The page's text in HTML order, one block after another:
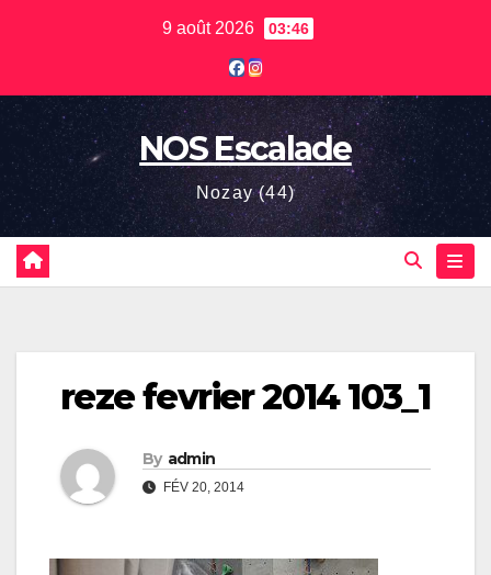
9 août 2026 03:46
NOS Escalade
Nozay (44)
reze fevrier 2014 103_1
By admin
FÉV 20, 2014